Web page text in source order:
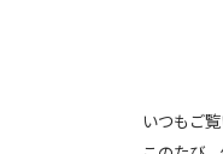
いつもご